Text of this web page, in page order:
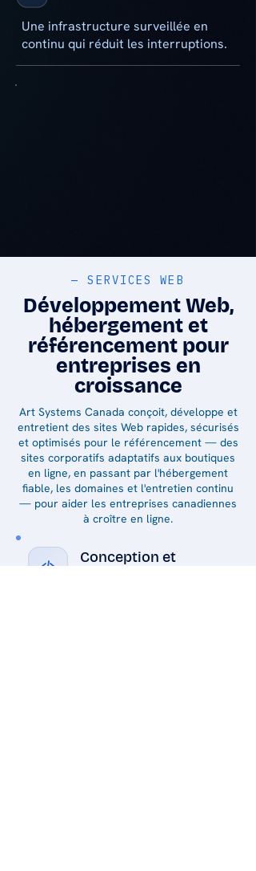
Une infrastructure surveillée en
continu qui réduit les interruptions.
— SERVICES WEB
Développement Web,
hébergement et
référencement pour
entreprises en
croissance
Art Systems Canada conçoit, développe et
entretient des sites Web rapides, sécurisés
et optimisés pour le référencement — des
sites corporatifs adaptatifs aux boutiques
en ligne, en passant par l'hébergement
fiable, les domaines et l'entretien continu
— pour aider les entreprises canadiennes
à croître en ligne.
Conception et